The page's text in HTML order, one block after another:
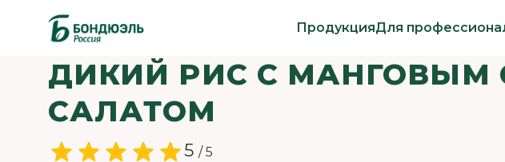
ПродукцияДля
ДИКИЙ РИС С
САЛАТОМ
5 / 5